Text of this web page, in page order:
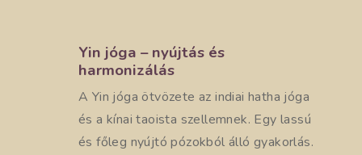
Yin jóga – nyújtás és
harmonizálás
A Yin jóga ötvözete az indiai hatha jóga
és a kínai taoista szellemnek. Egy lassú
és főleg nyújtó pózokból álló gyakorlás.